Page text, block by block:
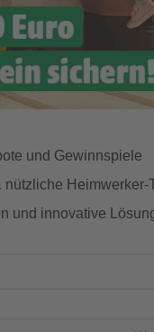
und Gewinnspiele
nützliche Heimwerker-
und innovative